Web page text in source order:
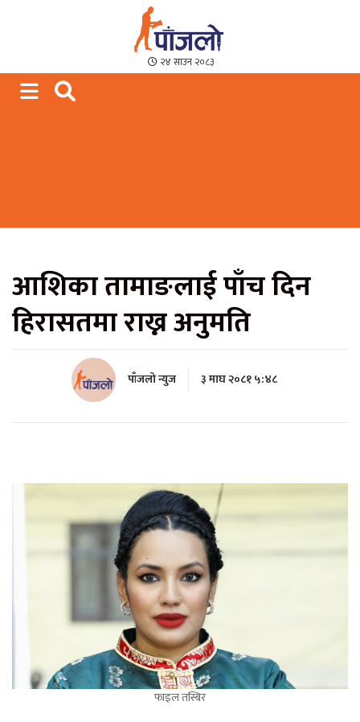
Paajalo News
We are from Far West Nepal
२४ साउन २०८३
आशिका तामाङलाई पाँच दिन
हिरासतमा राख्न अनुमति
पाँजलो न्युज ३ माघ २०८१ ५:४८
फाइल तस्बिर